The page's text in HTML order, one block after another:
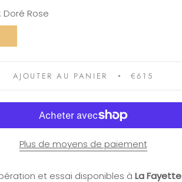
Doré Rose
AJOUTER AU PANIER €615
Plus de moyens de paiement
et essai disponibles à La Fayette